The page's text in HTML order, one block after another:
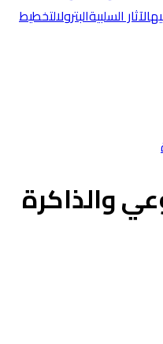
الآثار السلبيةالبترولالتخطيط
والذاكرة